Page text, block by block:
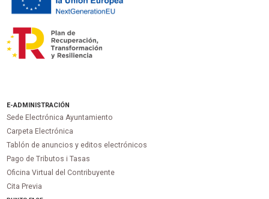
E-ADMINISTRACIÓN
Sede Electrónica Ayuntamiento
Carpeta Electrónica
Tablón de anuncios y editos electrónicos
Pago de Tributos i Tasas
Oficina Virtual del Contribuyente
Cita Previa